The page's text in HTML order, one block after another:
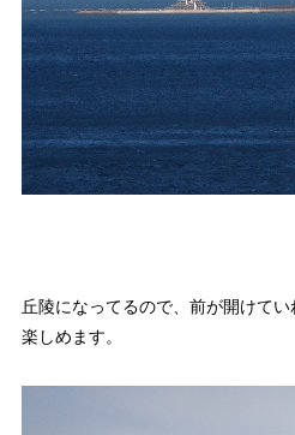
丘陵になってるので、前が開けて
楽しめます。